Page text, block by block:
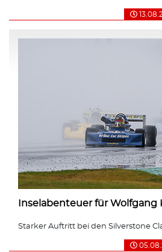
Inselabenteuer für Wolfgang
Starker Auftritt bei den Silverstone